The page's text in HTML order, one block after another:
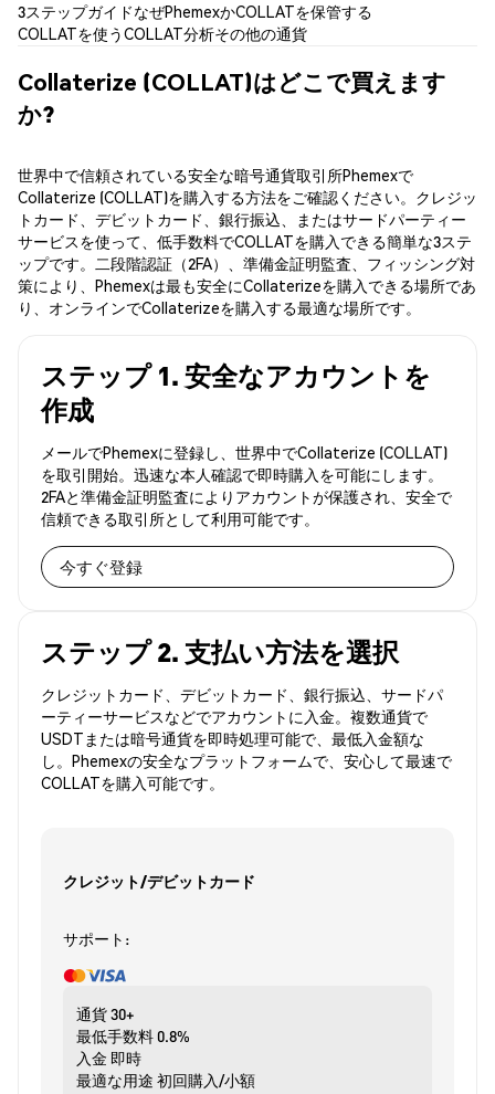
3ステップガイドなぜPhemexかCOLLATを保管する
COLLATを使うCOLLAT分析その他の通貨
Collaterize (COLLAT)はどこで買えます
か?
世界中で信頼されている安全な暗号通貨取引所Phemexで
Collaterize (COLLAT)を購入する方法をご確認ください。クレジッ
トカード、デビットカード、銀行振込、またはサードパーティー
サービスを使って、低手数料でCOLLATを購入できる簡単な3ステ
ップです。二段階認証（2FA）、準備金証明監査、フィッシング対
策により、Phemexは最も安全にCollaterizeを購入できる場所であ
り、オンラインでCollaterizeを購入する最適な場所です。
ステップ 1. 安全なアカウントを
作成
メールでPhemexに登録し、世界中でCollaterize (COLLAT)
を取引開始。迅速な本人確認で即時購入を可能にします。
2FAと準備金証明監査によりアカウントが保護され、安全で
信頼できる取引所として利用可能です。
今すぐ登録
ステップ 2. 支払い方法を選択
クレジットカード、デビットカード、銀行振込、サードパ
ーティーサービスなどでアカウントに入金。複数通貨で
USDTまたは暗号通貨を即時処理可能で、最低入金額な
し。Phemexの安全なプラットフォームで、安心して最速で
COLLATを購入可能です。
クレジット/デビットカード
サポート:
通貨30+
最低手数料0.8%
入金 即時
最適な用途 初回購入/小額